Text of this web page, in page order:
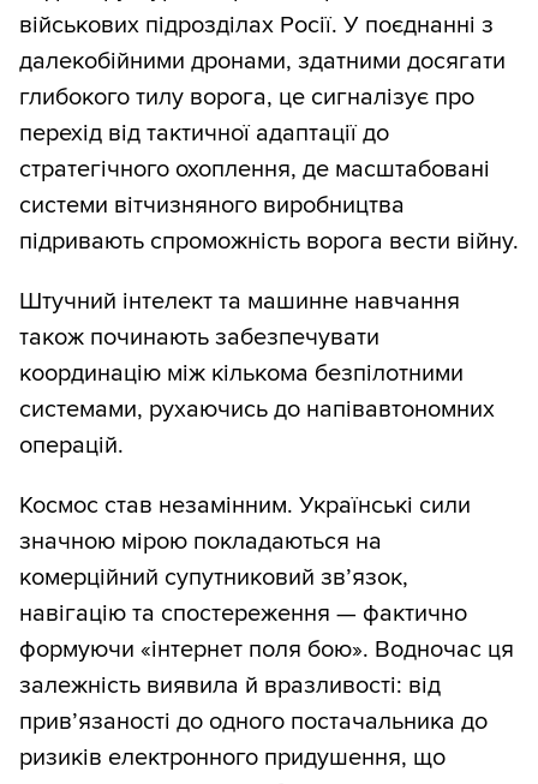
військових підрозділах Росії. У поєднанні з
далекобійними дронами, здатними досягати
глибокого тилу ворога, це сигналізує про
перехід від тактичної адаптації до
стратегічного охоплення, де масштабовані
системи вітчизняного виробництва
підривають спроможність ворога вести війну.
Штучний інтелект та машинне навчання
також починають забезпечувати
координацію між кількома безпілотними
системами, рухаючись до напівавтономних
операцій.
Космос став незамінним. Українські сили
значною мірою покладаються на
комерційний супутниковий зв’язок,
навігацію та спостереження — фактично
формуючи «інтернет поля бою». Водночас ця
залежність виявила й вразливості: від
прив’язаності до одного постачальника до
ризиків електронного придушення, що